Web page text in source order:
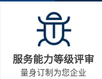
服务能力等级评审
量身订制为您企业